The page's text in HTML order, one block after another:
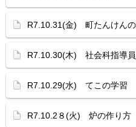
R7.10.31(金) 町たんけん
R7.10.30(木) 社会科指導員
R7.10.29(水) てこの学習
R7.10.2８(火) 炉の作り方